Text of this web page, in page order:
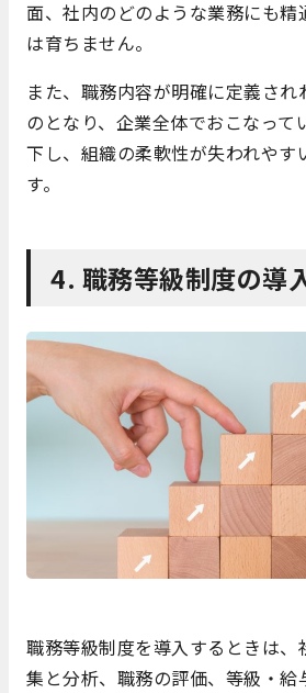
面、社内のどのような業務にも精
は育ちません。
また、職務内容が明確に定義され
のとなり、企業全体でおこなって
下し、組織の柔軟性が失われやす
す。
4. 職務等級制度の導
職務等級制度を導入するときは
集と分析、職務の評価、等級・給